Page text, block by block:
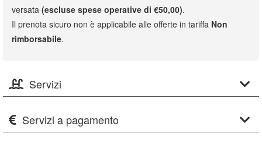
versata (escluse spese operative di €50,00).
Il prenota sicuro non è applicabile alle offerte in tariffa Non
rimborsabile.
Servizi
Servizi a pagamento